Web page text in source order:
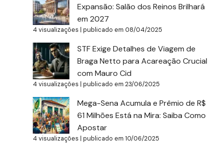
Expansão: Salão dos Reinos Brilhará
em 2027
4 visualizações |publicado em 08/04/2025
STF Exige Detalhes de Viagem de
Braga Netto para Acareação Crucial
com Mauro Cid
4 visualizações |publicado em 23/06/2025
Mega-Sena Acumula e Prêmio de R$
61 Milhões Está na Mira: Saiba Como
Apostar
4 visualizações |publicado em 10/06/2025